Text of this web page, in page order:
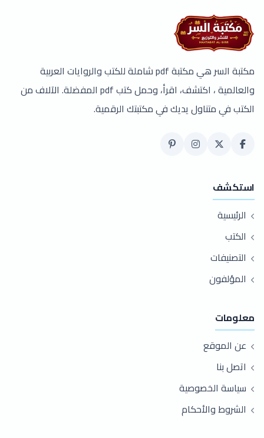
مكتبة السر هي مكتبة pdf شاملة للكتب والروايات العربية
والعالمية ، اكتشف، اقرأ، وحمل كتب pdf المفضلة. الآلاف من
الكتب في متناول يديك في مكتبتك الرقمية.
استكشف
الرئيسية
الكتب
التصنيفات
المؤلفون
معلومات
عن الموقع
اتصل بنا
سياسة الخصوصية
الشروط والأحكام